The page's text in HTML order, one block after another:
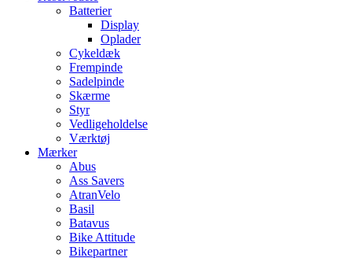
Batterier
Display
Oplader
Cykeldæk
Frempinde
Sadelpinde
Skærme
Styr
Vedligeholdelse
Værktøj
Mærker
Abus
Ass Savers
AtranVelo
Basil
Batavus
Bike Attitude
Bikepartner